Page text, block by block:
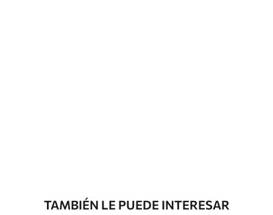
/m²
TAMBIÉN LE PUEDE INTERESAR